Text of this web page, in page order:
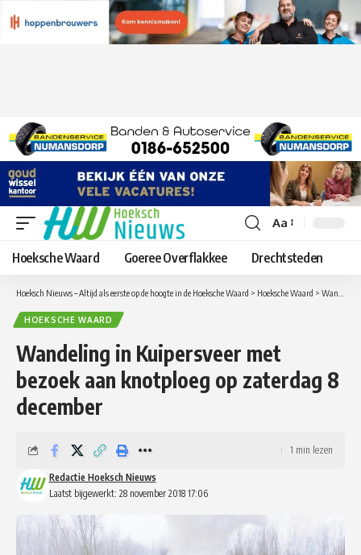
Lettergrootte
aanpassen
Aa
Hoeksche Waard Goeree Overflakkee Drechtsteden
Hoeksch Nieuws – Altijd als eerste op de hoogte in de Hoeksche Waard > Hoeksche Waard > Wandeling in Kuipersveer met bezoek aan knotploeg op zaterdag 8 december
HOEKSCHE WAARD
Wandeling in Kuipersveer met
bezoek aan knotploeg op zaterdag 8
december
Laatst bijgewerkt: 28 november 2018 17:06
Redactie Hoeksch Nieuws
1 min lezen